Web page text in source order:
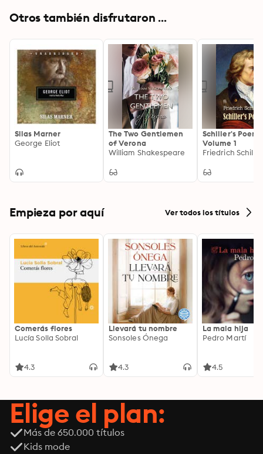
Otros también disfrutaron ...
Silas Marner
George Eliot
The Two Gentlemen
of Verona
William Shakespeare
Schiller's Poems
Volume 1
Friedrich Schiller
Empieza por aquí Ver todos los títulos
Comerás flores
Lucía Solla Sobral
4.3
Llevará tu nombre
Sonsoles Ónega
4.3
La mala hija
Pedro Martí
4.5
Elige el plan:
Más de 650.000 títulos
Kids mode